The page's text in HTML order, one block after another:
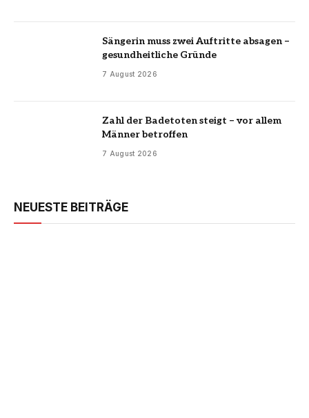
Sängerin muss zwei Auftritte absagen –
gesundheitliche Gründe
7 August 2026
Zahl der Badetoten steigt – vor allem
Männer betroffen
7 August 2026
NEUESTE BEITRÄGE